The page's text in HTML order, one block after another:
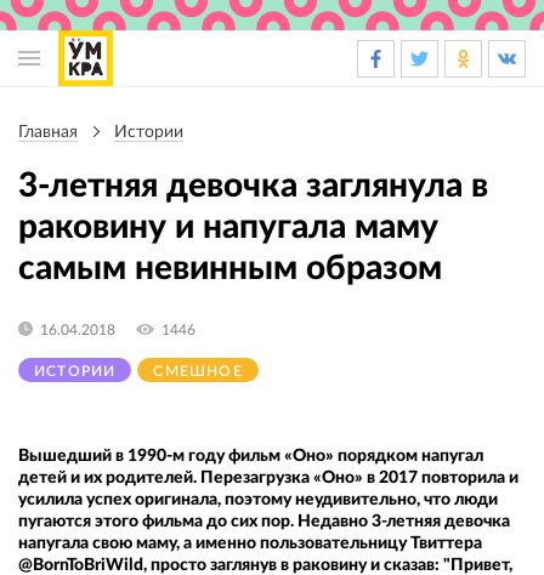
навигации
Главная Истории
3-летняя девочка заглянула в
раковину и напугала маму
самым невинным образом
ИСТОРИИ СМЕШНОЕ
16.04.2018 1446
Вышедший в 1990-м году фильм «Оно» порядком напугал
детей и их родителей. Перезагрузка «Оно» в 2017 повторила и
усилила успех оригинала, поэтому неудивительно, что люди
пугаются этого фильма до сих пор. Недавно 3-летняя девочка
напугала свою маму, а именно пользовательницу Твиттера
@BornToBriWild, просто заглянув в раковину и сказав: "Привет,